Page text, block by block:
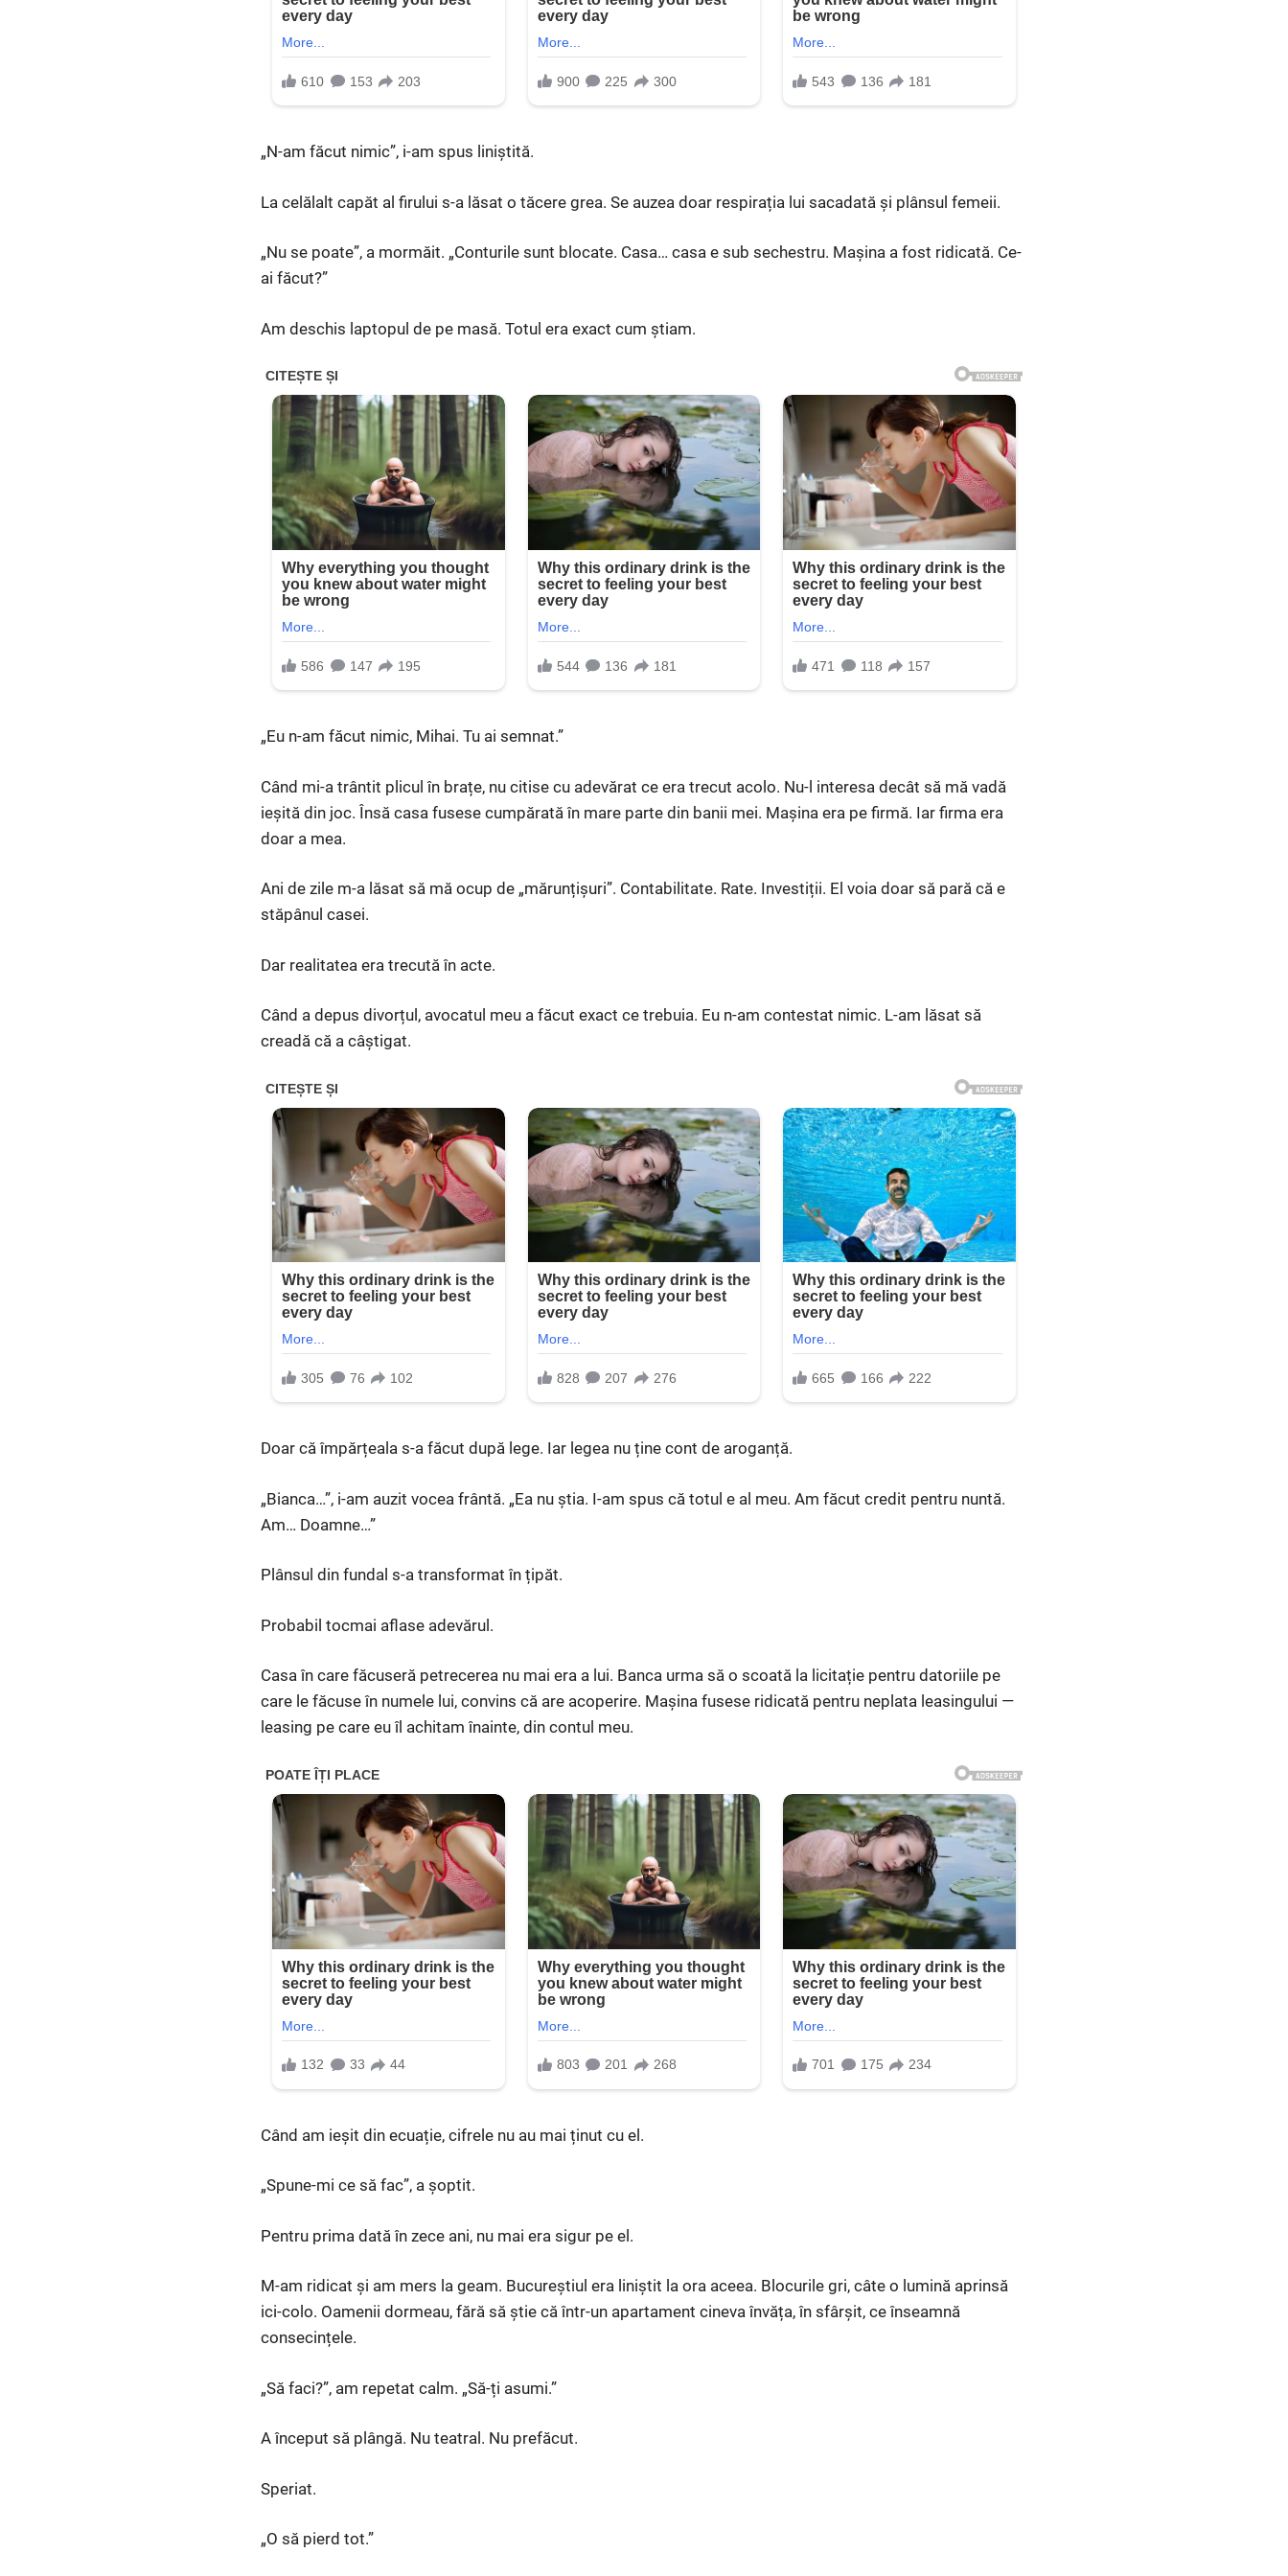
„N-am făcut nimic”, i-am spus liniștită.
La celălalt capăt al firului s-a lăsat o tăcere grea. Se auzea doar respirația lui sacadată și plânsul femeii.
„Nu se poate”, a mormăit. „Conturile sunt blocate. Casa… casa e sub sechestru. Mașina a fost ridicată. Ce-
ai făcut?”
Am deschis laptopul de pe masă. Totul era exact cum știam.
„Eu n-am făcut nimic, Mihai. Tu ai semnat.”
Când mi-a trântit plicul în brațe, nu citise cu adevărat ce era trecut acolo. Nu-l interesa decât să mă vadă
ieșită din joc. Însă casa fusese cumpărată în mare parte din banii mei. Mașina era pe firmă. Iar firma era
doar a mea.
Ani de zile m-a lăsat să mă ocup de „mărunțișuri”. Contabilitate. Rate. Investiții. El voia doar să pară că e
stăpânul casei.
Dar realitatea era trecută în acte.
Când a depus divorțul, avocatul meu a făcut exact ce trebuia. Eu n-am contestat nimic. L-am lăsat să
creadă că a câștigat.
Doar că împărțeala s-a făcut după lege. Iar legea nu ține cont de aroganță.
„Bianca…”, i-am auzit vocea frântă. „Ea nu știa. I-am spus că totul e al meu. Am făcut credit pentru nuntă.
Am… Doamne…”
Plânsul din fundal s-a transformat în țipăt.
Probabil tocmai aflase adevărul.
Casa în care făcuseră petrecerea nu mai era a lui. Banca urma să o scoată la licitație pentru datoriile pe
care le făcuse în numele lui, convins că are acoperire. Mașina fusese ridicată pentru neplata leasingului —
leasing pe care eu îl achitam înainte, din contul meu.
Când am ieșit din ecuație, cifrele nu au mai ținut cu el.
„Spune-mi ce să fac”, a șoptit.
Pentru prima dată în zece ani, nu mai era sigur pe el.
M-am ridicat și am mers la geam. Bucureștiul era liniștit la ora aceea. Blocurile gri, câte o lumină aprinsă
ici-colo. Oamenii dormeau, fără să știe că într-un apartament cineva învăța, în sfârșit, ce înseamnă
consecințele.
„Să faci?”, am repetat calm. „Să-ți asumi.”
A început să plângă. Nu teatral. Nu prefăcut.
Speriat.
„O să pierd tot.”